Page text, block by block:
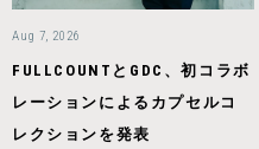
Aug 7, 2026
FULLCOUNTとGDC、初コラボ
レーションによるカプセルコ
レクションを発表